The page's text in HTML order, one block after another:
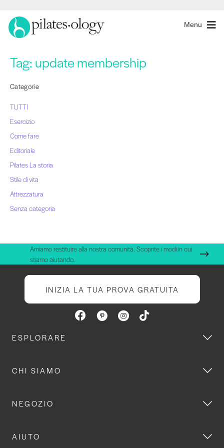
Menu
Tag:update membership
Categorie
TUTTI
Esercizio
Come fare
Editoriale
Pilates La storia
Stile di vita
Attrezzatura
Senza categoria
Amiamo restituire alla nostra comunità. Scoprite i modi in cui
stiamo aiutando.
INIZIA LA TUA PROVA GRATUITA
ESPLORARE
CHI SIAMO
NEGOZIO
AIUTO